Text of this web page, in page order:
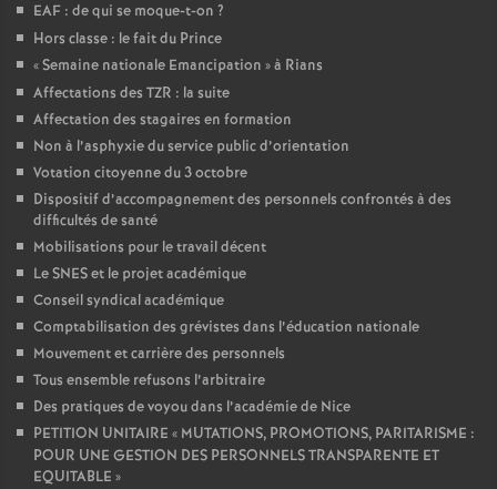
EAF : de qui se moque-t-on ?
Hors classe : le fait du Prince
«Semaine nationale Emancipation » à Rians
Affectations des TZR : la suite
Affectation des stagaires en formation
Non à l’asphyxie du service public d’orientation
Votation citoyenne du 3 octobre
Dispositif d’accompagnement des personnels confrontés à des
difficultés de santé
Mobilisations pour le travail décent
Le SNES et le projet académique
Conseil syndical académique
Comptabilisation des grévistes dans l’éducation nationale
Mouvement et carrière des personnels
Tous ensemble refusons l’arbitraire
Des pratiques de voyou dans l’académie de Nice
PETITION UNITAIRE « MUTATIONS, PROMOTIONS, PARITARISME :
POUR UNE GESTION DES PERSONNELS TRANSPARENTE ET
EQUITABLE »